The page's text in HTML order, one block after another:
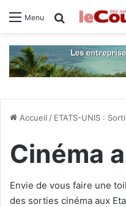
Menu Rechercher
Accueil / ETATS-UNIS :
Cinéma
Envie de vous faire une
des sorties cinéma aux